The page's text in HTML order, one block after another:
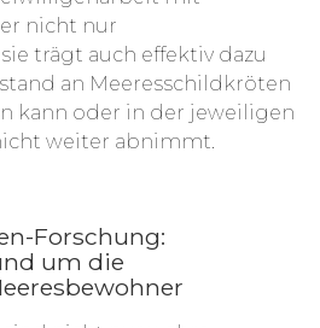
nicht nur
trägt auch effektiv dazu
an Meeresschildkröten
kann oder in der jeweiligen
weiter abnimmt.
Forschung:
um die